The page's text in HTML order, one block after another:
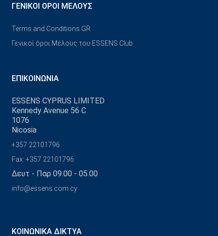
ΓΕΝΙΚΟΊ ΌΡΟΙ ΜΈΛΟΥΣ
Terms and Conditions GR
Γενικοί όροι Μέλους του ESSENS Club
ΕΠΙΚΟΙΝΩΝΊΑ
ESSENS CYPRUS LIMITED
Kennedy Avenue 56 C
1076
Nicosia
+357 22101796
Fax: +357 22101796
Δευτ - Παρ 09.00 - 05.00
info@essens.com.cy
ΚΟΙΝΩΝΙΚΆ ΔΊΚΤΥΑ